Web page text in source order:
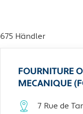
675 Händler
FOURNITURE
MECANIQUE
7 Rue de